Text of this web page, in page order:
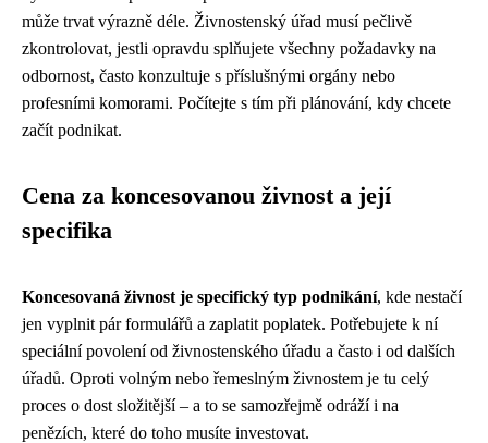
může trvat výrazně déle. Živnostenský úřad musí pečlivě
zkontrolovat, jestli opravdu splňujete všechny požadavky na
odbornost, často konzultuje s příslušnými orgány nebo
profesními komorami. Počítejte s tím při plánování, kdy chcete
začít podnikat.
Cena za koncesovanou živnost a její
specifika
Koncesovaná živnost je specifický typ podnikání, kde nestačí
jen vyplnit pár formulářů a zaplatit poplatek. Potřebujete k ní
speciální povolení od živnostenského úřadu a často i od dalších
úřadů. Oproti volným nebo řemeslným živnostem je tu celý
proces o dost složitější – a to se samozřejmě odráží i na
penězích, které do toho musíte investovat.